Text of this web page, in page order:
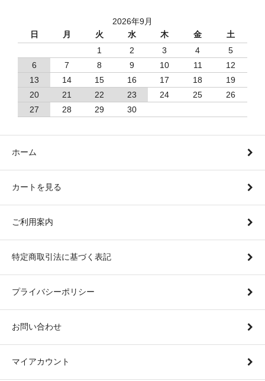
2026年9月
日
月 火 水 木 金
土
1
2 3 4
5
6
7 8 9 10 11
12
13
14 15 16 17 18
19
20
21 22 23 24 25
26
27
28 29 30
ホーム
カートを見る
ご利用案内
特定商取引法に基づく表記
プライバシーポリシー
お問い合わせ
マイアカウント